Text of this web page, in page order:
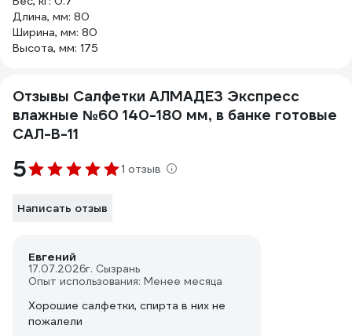
Длина, мм: 80
Ширина, мм: 80
Высота, мм: 175
Отзывы Салфетки АЛМАДЕЗ Экспресс
влажные №60 140-180 мм, в банке готовые
САЛ-В-11
5 1 отзыв
Написать отзыв
Евгений
17.07.2026г. Сызрань
Опыт использования: Менее месяца
Хорошие салфетки, спирта в них не
пожалели